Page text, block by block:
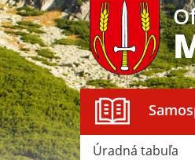
Úradná tabuľa